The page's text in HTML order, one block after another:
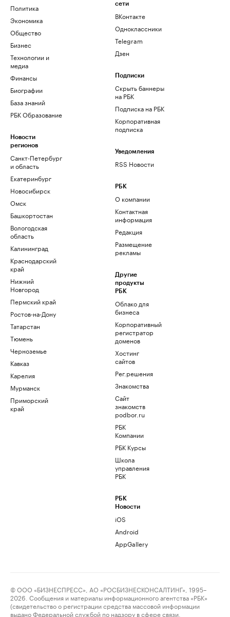
Политика
Экономика
Общество
Бизнес
Технологии и
медиа
Финансы
Биографии
База знаний
РБК Образование
Новости
регионов
Санкт-Петербург
и область
Екатеринбург
Новосибирск
Омск
Башкортостан
Вологодская
область
Калининград
Краснодарский
край
Нижний
Новгород
Пермский край
Ростов-на-Дону
Татарстан
Тюмень
Черноземье
Кавказ
Карелия
Мурманск
Приморский
край
сети
ВКонтакте
Одноклассники
Telegram
Дзен
Подписки
Скрыть баннеры
на РБК
Подписка на РБК
Корпоративная
подписка
Уведомления
RSS Новости
РБК
О компании
Контактная
информация
Редакция
Размещение
рекламы
Другие
продукты
РБК
Облако для
бизнеса
Корпоративный
регистратор
доменов
Хостинг
сайтов
Рег.решения
Знакомства
Сайт
знакомств
podbor.ru
РБК
Компании
РБК Курсы
Школа
управления
РБК
РБК
Новости
iOS
Android
AppGallery
© ООО «БИЗНЕСПРЕСС», АО «РОСБИЗНЕСКОНСАЛТИНГ», 1995–
2026. Сообщения и материалы информационного агентства «РБК»
(свидетельство о регистрации средства массовой информации
выдано Федеральной службой по надзору в сфере связи,